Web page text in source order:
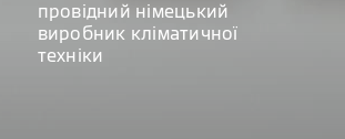
провідний німецький
виробник кліматичної
техніки